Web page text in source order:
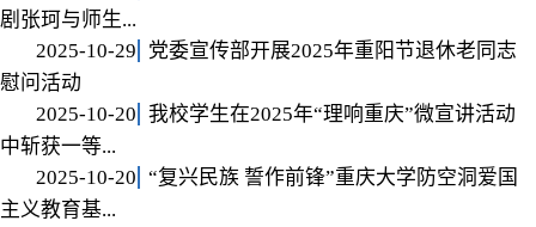
剧张珂与师生...
2025-10-29
党委宣传部开展2025年重阳节退休老同志
慰问活动
2025-10-20
我校学生在2025年“理响重庆”微宣讲活动
中斩获一等...
2025-10-20
“复兴民族 誓作前锋”重庆大学防空洞爱国
主义教育基...